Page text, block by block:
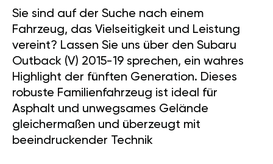
Sie sind auf der Suche nach einem
Fahrzeug, das Vielseitigkeit und Leistung
vereint? Lassen Sie uns über den Subaru
Outback (V) 2015-19 sprechen, ein wahres
Highlight der fünften Generation. Dieses
robuste Familienfahrzeug ist ideal für
Asphalt und unwegsames Gelände
gleichermaßen und überzeugt mit
beeindruckender Technik